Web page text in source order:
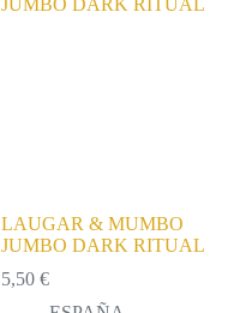
LAUGAR & MUMBO
JUMBO DARK RITUAL
5,50€